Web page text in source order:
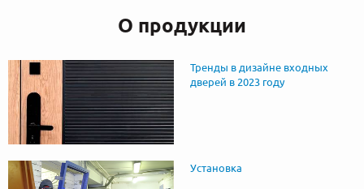
О продукции
Тренды в дизайне входных
дверей в 2023 году
Установка